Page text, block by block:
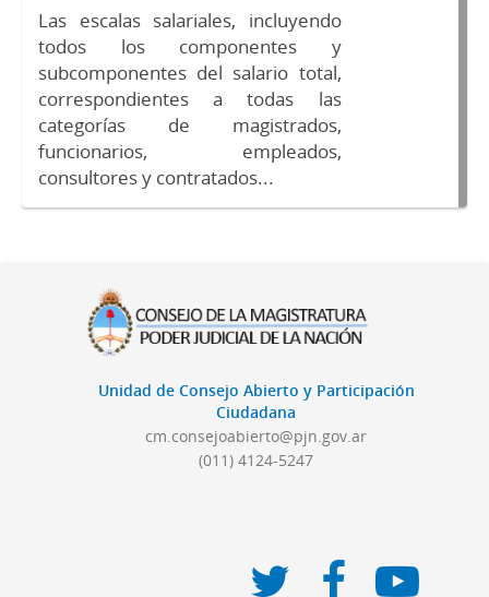
Las escalas salariales, incluyendo
todos los componentes y
subcomponentes del salario total,
correspondientes a todas las
categorías de magistrados,
funcionarios, empleados,
consultores y contratados...
Unidad de Consejo Abierto y Participación
Ciudadana
cm.consejoabierto@pjn.gov.ar
(011) 4124-5247